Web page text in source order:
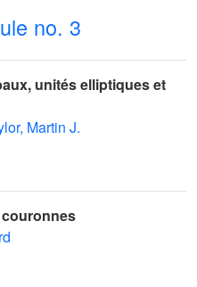
no. 3
unités elliptiques et
Martin J.